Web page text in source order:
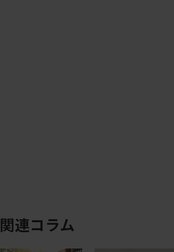
関連コラム